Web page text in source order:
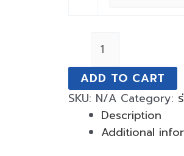
ADD TO CART
SKU: N/A Category:
Description
Additional